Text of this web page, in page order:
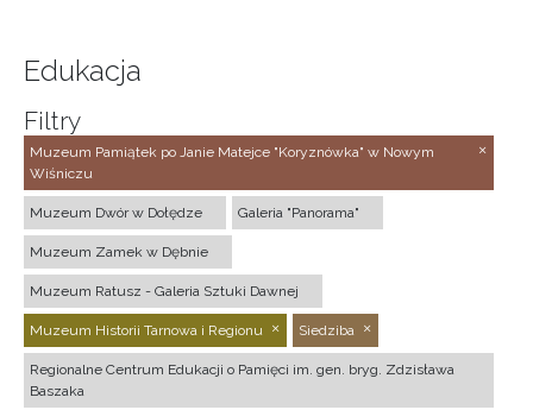
Edukacja
Filtry
Muzeum Pamiątek po Janie Matejce "Koryznówka" w Nowym
Wiśniczu
Muzeum Dwór w Dołędze Galeria "Panorama"
Muzeum Zamek w Dębnie
Muzeum Ratusz - Galeria Sztuki Dawnej
Muzeum Historii Tarnowa i Regionu Siedziba
Regionalne Centrum Edukacji o Pamięci im. gen. bryg. Zdzisława
Baszaka